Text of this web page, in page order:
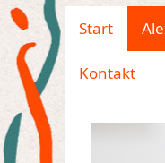
Start
Kontakt